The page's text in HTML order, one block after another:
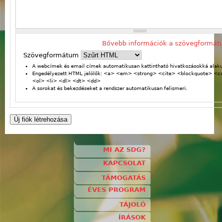
Bővebb információk a
Szövegformátum
A webcímek és email címek automatikusan kattintható hivatkozásokká
Engedélyezett HTML jelölők: <a> <em> <strong> <cite> <blockquote>
<ol> <li> <dl> <dt> <dd>
A sorokat és bekezdéseket a rendszer automatikusan felismeri.
MI AZ SDG?
KAPCSOLAT
TÁMOGATÁS
ÉVES PROGRAM
TÁJOLÓ
ÍRÁSOK